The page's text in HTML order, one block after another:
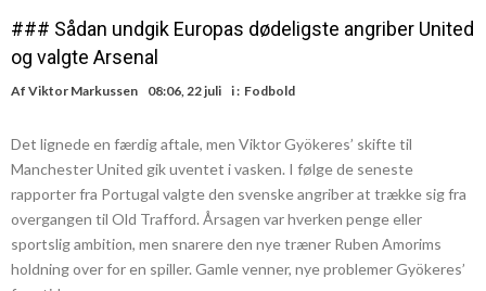
### Sådan undgik Europas dødeligste angriber United
og valgte Arsenal
Af Viktor Markussen 08:06, 22 juli i : Fodbold
Det lignede en færdig aftale, men Viktor Gyökeres’ skifte til
Manchester United gik uventet i vasken. I følge de seneste
rapporter fra Portugal valgte den svenske angriber at trække sig fra
overgangen til Old Trafford. Årsagen var hverken penge eller
sportslig ambition, men snarere den nye træner Ruben Amorims
holdning over for en spiller. Gamle venner, nye problemer Gyökeres’